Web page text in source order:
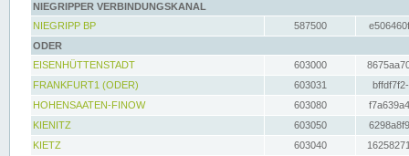
NIEGRIPPER VERBINDUNGSKANAL
NIEGRIPP BP
587500
ODER
EISENHÜTTENSTADT
603000
FRANKFURT1 (ODER)
603031
HOHENSAATEN-FINOW
603080
KIENITZ
603050
KIETZ
603040